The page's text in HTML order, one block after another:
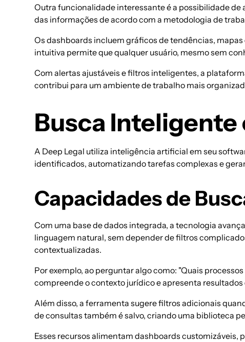
Outra funcionalidade interessante é a possibilidade de
das informações de acordo com a metodologia de
Os dashboards incluem gráficos de tendências,
intuitiva permite que qualquer usuário, mesmo sem
Com alertas ajustáveis e filtros inteligentes, a
contribui para um ambiente de trabalho mais
Busca Inteligente
A Deep Legal utiliza inteligência artificial em seu
identificados, automatizando tarefas complexas e
Capacidades de
Com uma base de dados integrada, a tecnologia
linguagem natural, sem depender de filtros
contextualizadas.
Por exemplo, ao perguntar algo como: "Quais
compreende o contexto jurídico e apresenta
Além disso, a ferramenta sugere filtros adicionais
de consultas também é salvo, criando uma biblioteca
Esses recursos alimentam dashboards